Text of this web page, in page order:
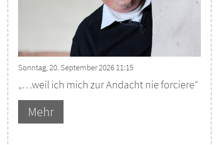
Sonntag, 20. September 2026 11:15
„…weil ich mich zur Andacht nie forciere“
Mehr